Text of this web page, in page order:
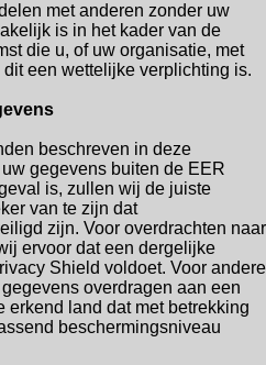
met anderen zonder uw
is in het kader van de
die u, of uw organisatie, met
een wettelijke verplichting is.
beschreven in deze
gegevens buiten de EER
is, zullen wij de juiste
van te zijn dat
zijn. Voor overdrachten naar
ervoor dat een dergelijke
Shield voldoet. Voor andere
overdragen aan een
erkend land dat met betrekking
beschermingsniveau